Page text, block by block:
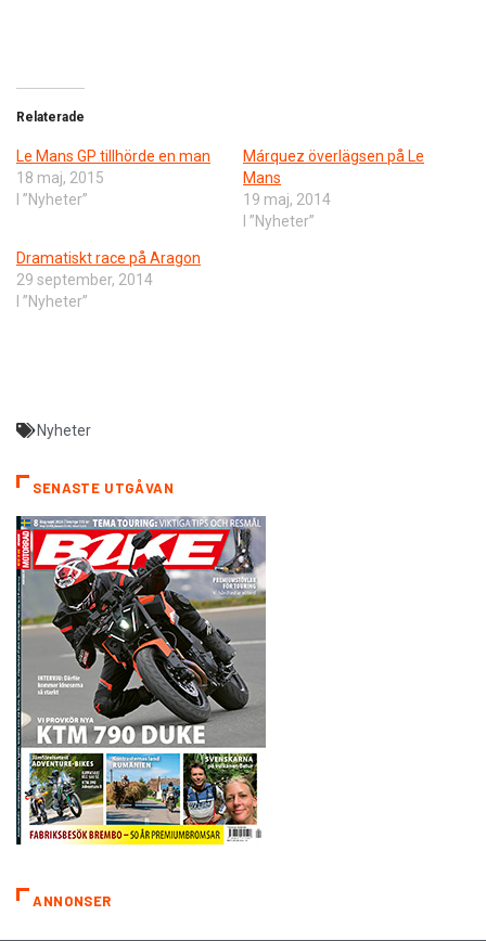
Relaterade
Le Mans GP tillhörde en man
18 maj, 2015
I ”Nyheter”
Márquez överlägsen på Le
Mans
19 maj, 2014
I ”Nyheter”
Dramatiskt race på Aragon
29 september, 2014
I ”Nyheter”
Nyheter
SENASTE UTGÅVAN
ANNONSER